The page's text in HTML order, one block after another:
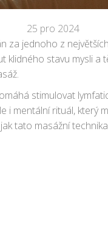
25 pro 2024
za jednoho z
stavu mysli a
stimulovat
i mentální rituál, který
tato masážní